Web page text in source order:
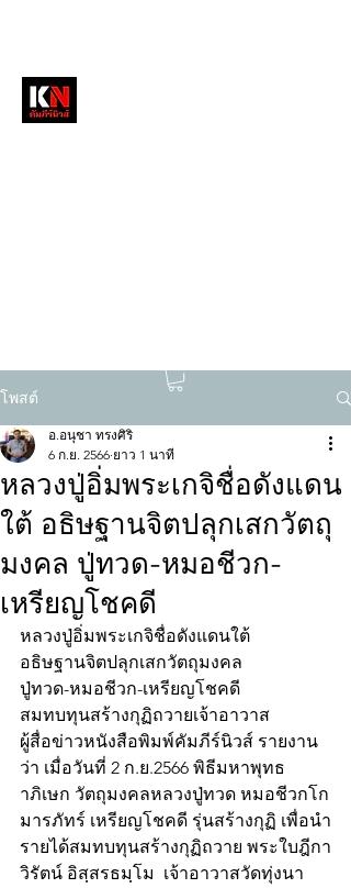
โพสต์
หลวงปู่อิ่มพระเกจิชื่อดังแดน
ใต้ อธิษฐานจิตปลุกเสกวัตถุ
มงคล ปู่ทวด-หมอชีวก-
เหรียญโชคดี
อ.อนุชา ทรงศิริ
6 ก.ย. 2566 ยาว 1 นาที
หลวงปู่อิ่มพระเกจิชื่อดังแดนใต้
อธิษฐานจิตปลุกเสกวัตถุมงคล
ปู่ทวด-หมอชีวก-เหรียญโชคดี
สมทบทุนสร้างกุฏิถวายเจ้าอาวาส
ผู้สื่อข่าวหนังสือพิมพ์คัมภีร์นิวส์ รายงาน
ว่า เมื่อวันที่ 2 ก.ย.2566 พิธีมหาพุทธ
าภิเษก วัตถุมงคลหลวงปู่ทวด หมอชีวกโก
มารภัทร์ เหรียญโชคดี รุ่นสร้างกุฏิ เพื่อนำ
รายได้สมทบทุนสร้างกุฏิถวาย พระใบฎีกา
วิรัตน์ อิสฺสรธมฺโม  เจ้าอาวาสวัดทุ่งนา